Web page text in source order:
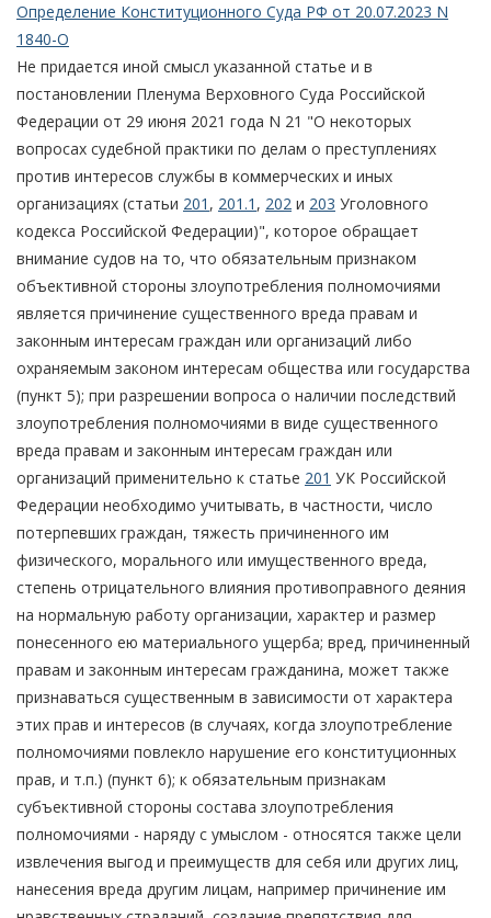
Определение Конституционного Суда РФ от 20.07.2023 N
1840-О
Не придается иной смысл указанной статье и в
постановлении Пленума Верховного Суда Российской
Федерации от 29 июня 2021 года N 21 "О некоторых
вопросах судебной практики по делам о преступлениях
против интересов службы в коммерческих и иных
организациях (статьи 201 , 201.1 , 202 и 203 Уголовного
кодекса Российской Федерации)", которое обращает
внимание судов на то, что обязательным признаком
объективной стороны злоупотребления полномочиями
является причинение существенного вреда правам и
законным интересам граждан или организаций либо
охраняемым законом интересам общества или государства
(пункт 5); при разрешении вопроса о наличии последствий
злоупотребления полномочиями в виде существенного
вреда правам и законным интересам граждан или
организаций применительно к статье 201 УК Российской
Федерации необходимо учитывать, в частности, число
потерпевших граждан, тяжесть причиненного им
физического, морального или имущественного вреда,
степень отрицательного влияния противоправного деяния
на нормальную работу организации, характер и размер
понесенного ею материального ущерба; вред, причиненный
правам и законным интересам гражданина, может также
признаваться существенным в зависимости от характера
этих прав и интересов (в случаях, когда злоупотребление
полномочиями повлекло нарушение его конституционных
прав, и т.п.) (пункт 6); к обязательным признакам
субъективной стороны состава злоупотребления
полномочиями - наряду с умыслом - относятся также цели
извлечения выгод и преимуществ для себя или других лиц,
нанесения вреда другим лицам, например причинение им